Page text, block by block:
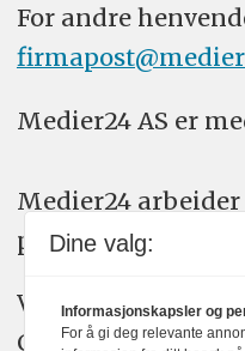
For andre
Medier24 AS er
Medier24
plakatens regler
Vi bruker KI-
Claude, og
Dine valg:
Informasjonskapsler og
For å gi deg relevante